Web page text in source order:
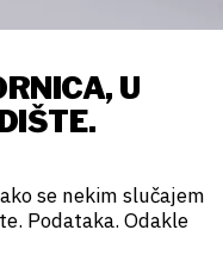
U
se nekim slučajem
Podataka. Odakle